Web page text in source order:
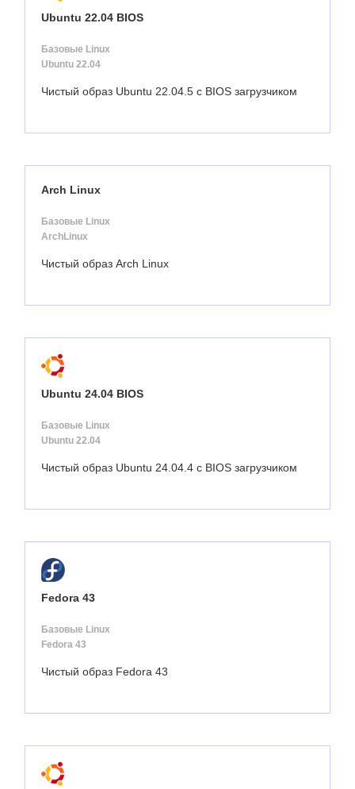
Ubuntu 22.04 BIOS
Базовые Linux
Ubuntu 22.04
Чистый образ Ubuntu 22.04.5 с BIOS загрузчиком
Arch Linux
Базовые Linux
ArchLinux
Чистый образ Arch Linux
Ubuntu 24.04 BIOS
Базовые Linux
Ubuntu 22.04
Чистый образ Ubuntu 24.04.4 с BIOS загрузчиком
Fedora 43
Базовые Linux
Fedora 43
Чистый образ Fedora 43